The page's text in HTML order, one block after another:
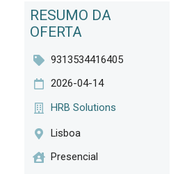
RESUMO DA
OFERTA
9313534416405
2026-04-14
HRB Solutions
Lisboa
Presencial